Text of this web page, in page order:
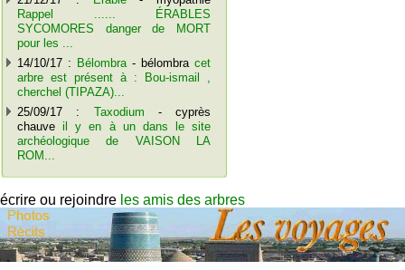
Rappel ...... ÉRABLES
SYCOMORES danger de MORT
pour les ...
14/10/17 : Bélombra- bélombracet
arbre est présent à : Bou-ismail ,
cherchel (TIPAZA)...
25/09/17 : Taxodium - cyprès
chauve il y en à un dans le site
archéologique de VAISON LA
ROM...
écrire ou rejoindre les amis des arbres